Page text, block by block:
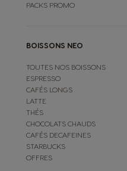
PACKS PROMO
BOISSONS NEO
TOUTES NOS BOISSONS
ESPRESSO
CAFÉS LONGS
LATTE
THÉS
CHOCOLATS CHAUDS
CAFÉS DECAFEINES
STARBUCKS
OFFRES